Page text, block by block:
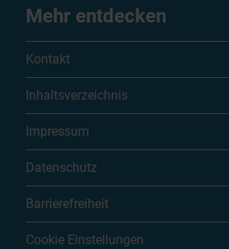
Mehr entdecken
Kontakt
Inhaltsverzeichnis
Impressum
Datenschutz
Barrierefreiheit
Cookie Einstellungen